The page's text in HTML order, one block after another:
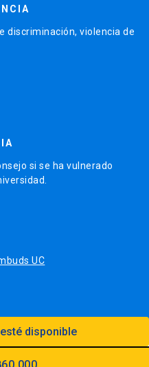
disponible
discriminación, violencia de
si se ha vulnerado
UC